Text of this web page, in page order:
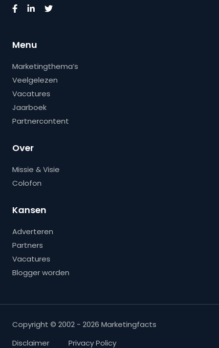
Menu
Marketingthema’s
Veelgelezen
Vacatures
Jaarboek
Partnercontent
Over
Missie & Visie
Colofon
Kansen
Adverteren
Partners
Vacatures
Blogger worden
Copyright © 2002 - 2026 Marketingfacts
Disclaimer
Privacy Policy